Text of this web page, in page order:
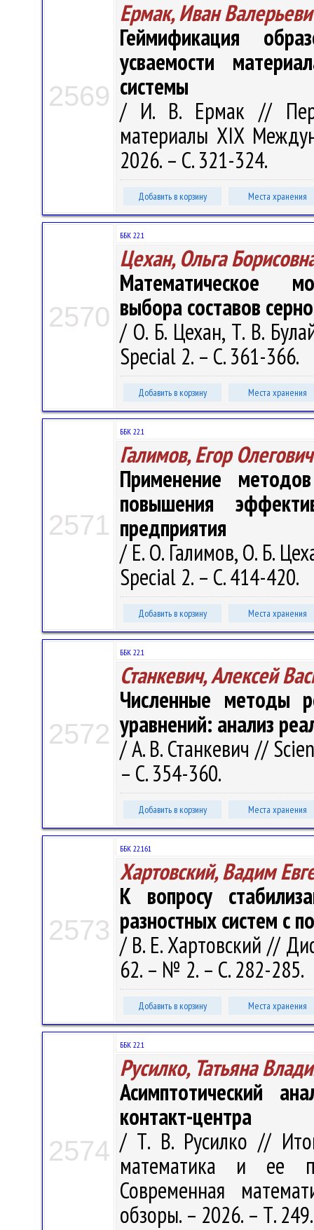
2569
Ермак, Иван
Геймификация
усваемости
системы
/ И. В. Ермак //
материалы XIX
2026. – С. 321-324.
Добавить в корзину Места хранения
2570
ББК 22.1
Цехан, Ольга
Математическое
выбора составов
/ О. Б. Цехан, Т. В.
Special 2. – С. 361-366.
Добавить в корзину Места хранения
2571
ББК 22.1
Галимов, Егор Олегович
Применение
повышения
предприятия
/ Е. О. Галимов, О. Б.
Special 2. – С. 414-420.
Добавить в корзину Места хранения
2572
ББК 22.1
Станкевич, Алексей
Численные методы
уравнений: анализ
/ А. В. Станкевич //
– С. 354-360.
Добавить в корзину Места хранения
2573
ББК 22.161
Хартовский, Вадим
К вопросу
разностных систем с
/ В. Е. Хартовский //
62. – № 2. – С. 282-285.
Добавить в корзину Места хранения
2574
ББК 22.1
Русилко, Татьяна
Асимптотический
контакт-центра
/ Т. В. Русилко //
математика и ее
Современная
обзоры. – 2026. – Т.